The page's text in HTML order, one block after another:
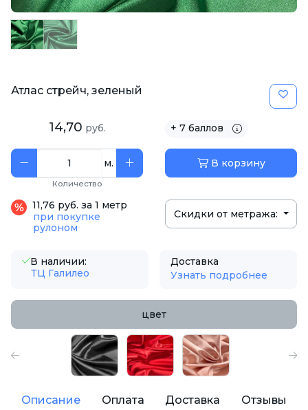
Атлас стрейч, зеленый
14,70 руб. + 7 баллов
м.
Количество
В корзину
11,76 руб. за 1 метр
при покупке
рулоном
Скидки от метража:
В наличии:
ТЦ Галилео
Доставка
Узнать подробнее
цвет
Описание Оплата Доставка Отзывы